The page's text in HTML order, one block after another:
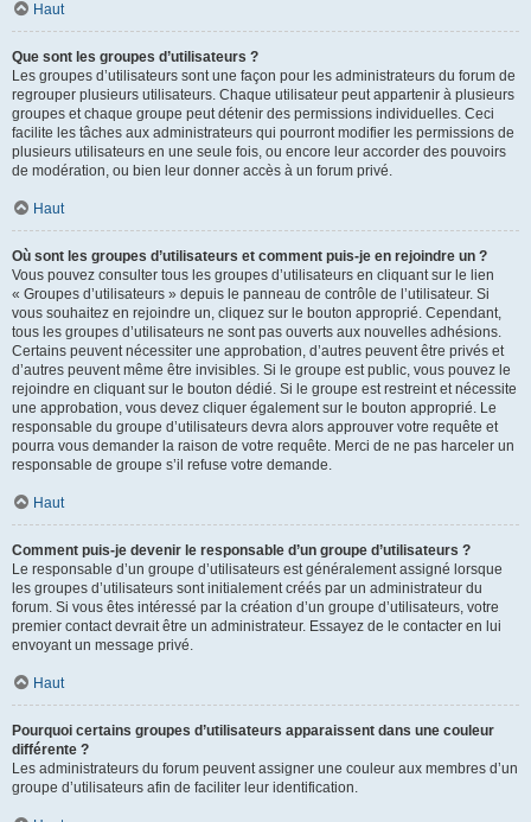
Haut
Que sont les groupes d’utilisateurs ?
Les groupes d’utilisateurs sont une façon pour les administrateurs du forum de
regrouper plusieurs utilisateurs. Chaque utilisateur peut appartenir à plusieurs
groupes et chaque groupe peut détenir des permissions individuelles. Ceci
facilite les tâches aux administrateurs qui pourront modifier les permissions de
plusieurs utilisateurs en une seule fois, ou encore leur accorder des pouvoirs
de modération, ou bien leur donner accès à un forum privé.
Haut
Où sont les groupes d’utilisateurs et comment puis-je en rejoindre un ?
Vous pouvez consulter tous les groupes d’utilisateurs en cliquant sur le lien
« Groupes d’utilisateurs » depuis le panneau de contrôle de l’utilisateur. Si
vous souhaitez en rejoindre un, cliquez sur le bouton approprié. Cependant,
tous les groupes d’utilisateurs ne sont pas ouverts aux nouvelles adhésions.
Certains peuvent nécessiter une approbation, d’autres peuvent être privés et
d’autres peuvent même être invisibles. Si le groupe est public, vous pouvez le
rejoindre en cliquant sur le bouton dédié. Si le groupe est restreint et nécessite
une approbation, vous devez cliquer également sur le bouton approprié. Le
responsable du groupe d’utilisateurs devra alors approuver votre requête et
pourra vous demander la raison de votre requête. Merci de ne pas harceler un
responsable de groupe s’il refuse votre demande.
Haut
Comment puis-je devenir le responsable d’un groupe d’utilisateurs ?
Le responsable d’un groupe d’utilisateurs est généralement assigné lorsque
les groupes d’utilisateurs sont initialement créés par un administrateur du
forum. Si vous êtes intéressé par la création d’un groupe d’utilisateurs, votre
premier contact devrait être un administrateur. Essayez de le contacter en lui
envoyant un message privé.
Haut
Pourquoi certains groupes d’utilisateurs apparaissent dans une couleur
différente ?
Les administrateurs du forum peuvent assigner une couleur aux membres d’un
groupe d’utilisateurs afin de faciliter leur identification.